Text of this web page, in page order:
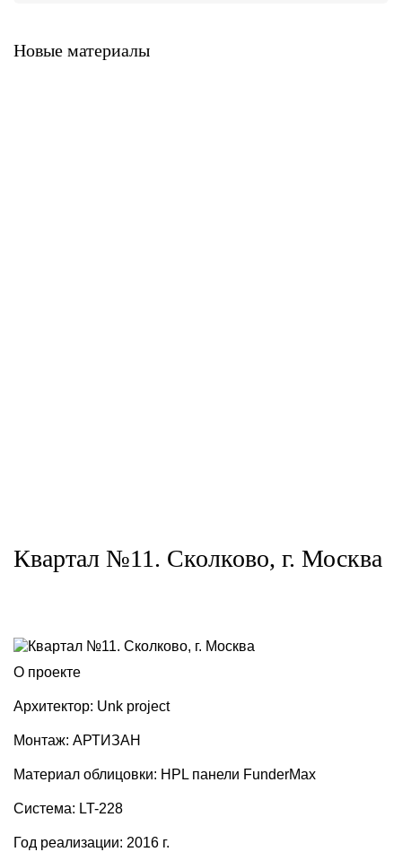
Квартал №11. Сколково, г. Москва
О проекте
Архитектор: Unk project
Монтаж: АРТИЗАН
Материал облицовки: HPL панели FunderMax
Система: LT-228
Год реализации: 2016 г.
Новые материалы